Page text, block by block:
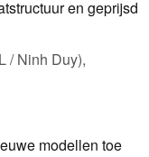
en geprijsd
/ Ninh Duy),
modellen toe